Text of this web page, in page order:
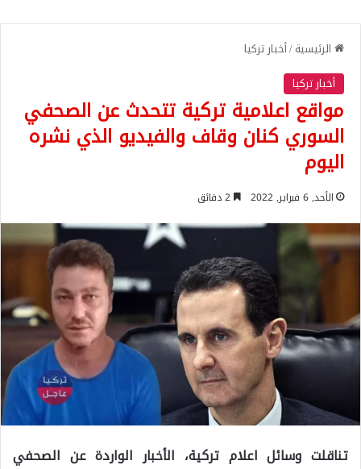
الرئيسية/أخبار تركيا
أخبار تركيا
مواقع اعلامية تركية تتحدث عن الصحفي
السوري كنان وقاف والفيديو الذي نشره
اليوم
الأحد, 6 فبراير, 2022
تناقلت وسائل اعلام تركية، الأخبار الواردة عن الصحفي